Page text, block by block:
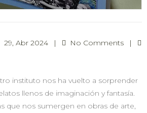
29, Abr 2024 | No Comments
|
instituto nos ha vuelto a sorprender
llenos de imaginación y fantasía.
que nos sumergen en obras de arte,